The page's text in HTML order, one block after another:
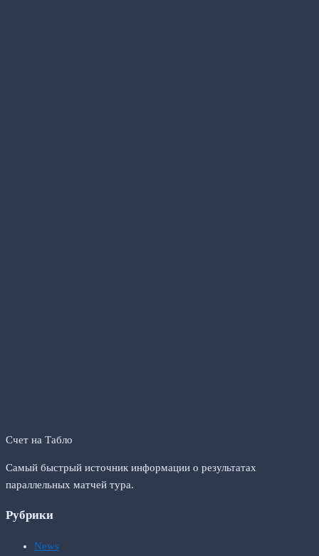
Счет на Табло
Самый быстрый источник информации о результатах
параллельных матчей тура.
Рубрики
News